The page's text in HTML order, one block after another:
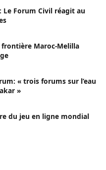
Le Forum Civil réagit au
Maroc-Melilla
« trois forums sur l’eau
»
du jeu en ligne mondial